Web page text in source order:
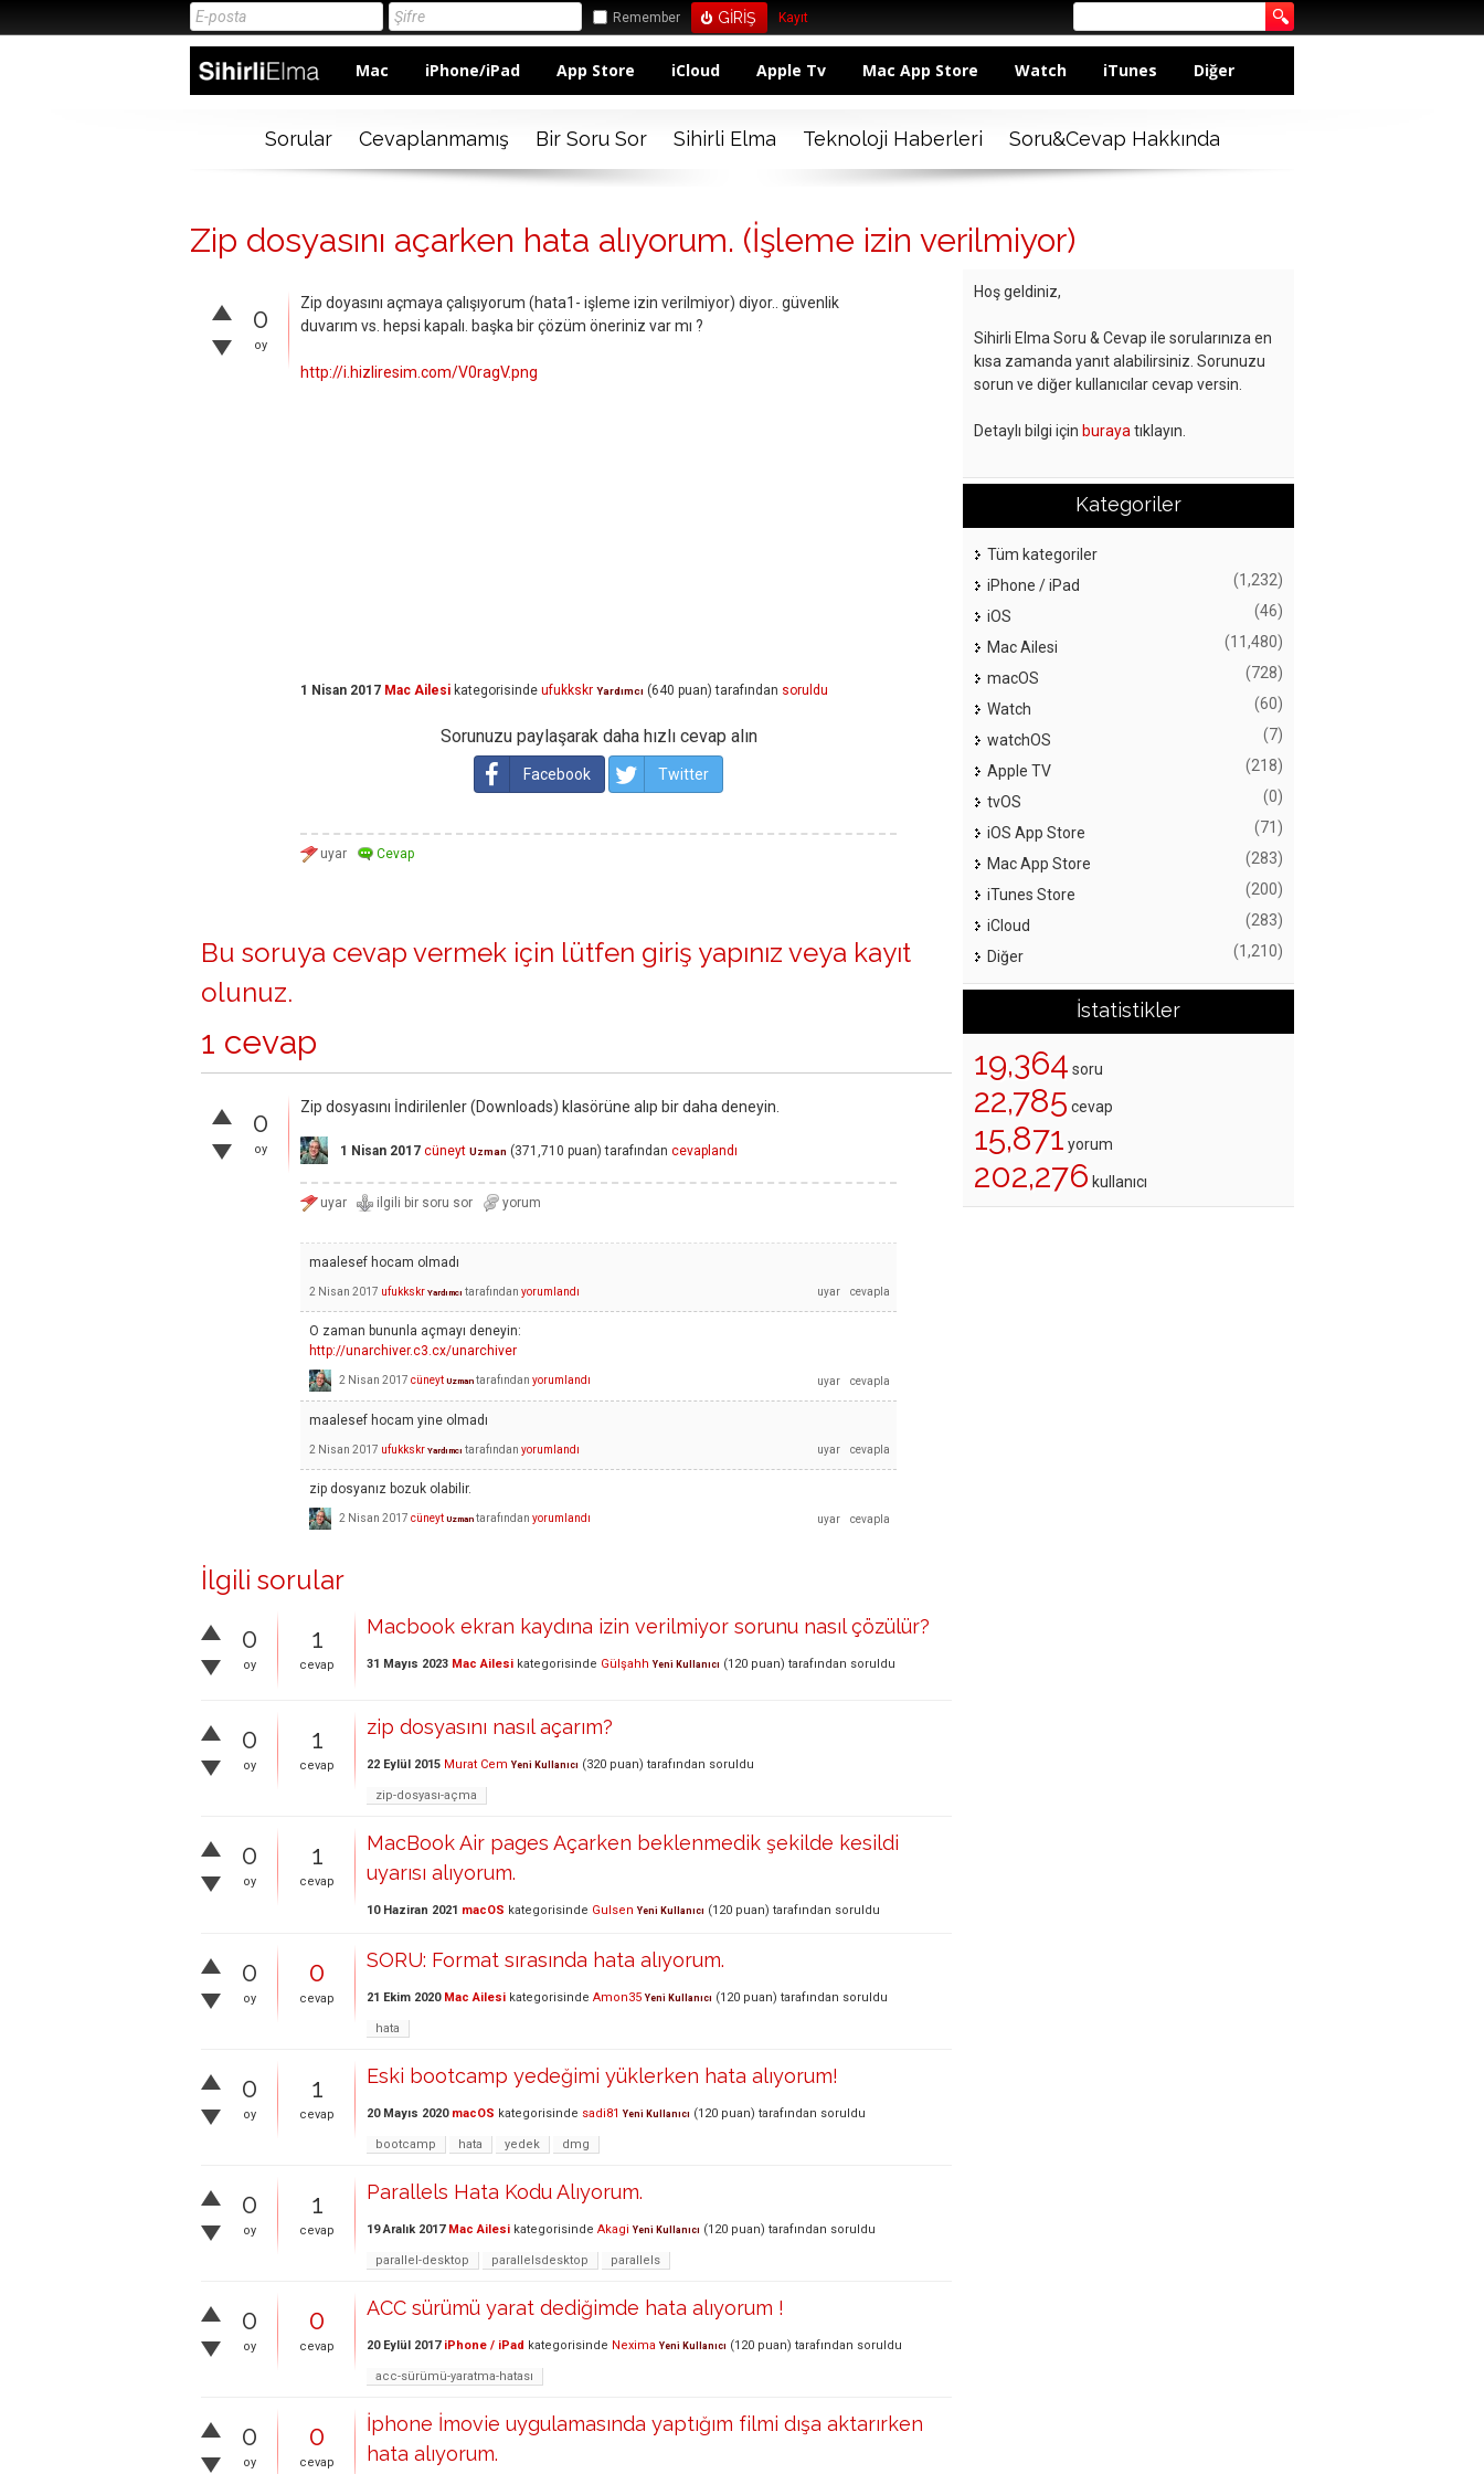
Remember Kayıt
Mac iPhone/iPad App Store iCloud Apple Tv Mac App Store Watch iTunes Diğer
Sorular Cevaplanmamış Bir Soru Sor Sihirli Elma Teknoloji Haberleri Soru&Cevap Hakkında
Zip dosyasını açarken hata alıyorum. (İşleme izin verilmiyor)
0
oy
Zip doyasını açmaya çalışıyorum (hata1- işleme izin verilmiyor) diyor.. güvenlik
duvarım vs. hepsi kapalı. başka bir çözüm öneriniz var mı ?
http://i.hizliresim.com/V0ragV.png
1 Nisan 2017 Mac Ailesi kategorisinde ufukkskr Yardımcı (640 puan) tarafından soruldu
Sorunuzu paylaşarak daha hızlı cevap alın
Facebook Twitter
Bu soruya cevap vermek için lütfen giriş yapınız veya kayıt
olunuz.
1 cevap
0
oy
Zip dosyasını İndirilenler (Downloads) klasörüne alıp bir daha deneyin.
1 Nisan 2017 cüneyt Uzman (371,710 puan) tarafından cevaplandı
maalesef hocam olmadı
2 Nisan 2017 ufukkskr Yardımcı tarafından yorumlandı
O zaman bununla açmayı deneyin:
http://unarchiver.c3.cx/unarchiver
2 Nisan 2017 cüneyt Uzman tarafından yorumlandı
maalesef hocam yine olmadı
2 Nisan 2017 ufukkskr Yardımcı tarafından yorumlandı
zip dosyanız bozuk olabilir.
2 Nisan 2017 cüneyt Uzman tarafından yorumlandı
İlgili sorular
0
oy
1
cevap
Macbook ekran kaydına izin verilmiyor sorunu nasıl çözülür?
31 Mayıs 2023 Mac Ailesi kategorisinde Gülşahh Yeni Kullanıcı (120 puan) tarafından soruldu
0
oy
1
cevap
zip dosyasını nasıl açarım?
22 Eylül 2015 Murat Cem Yeni Kullanıcı (320 puan) tarafından soruldu
zip-dosyası-açma
0
oy
1
cevap
MacBook Air pages Açarken beklenmedik şekilde kesildi
uyarısı alıyorum.
10 Haziran 2021 macOS kategorisinde Gulsen Yeni Kullanıcı (120 puan) tarafından soruldu
0
oy
0
cevap
SORU: Format sırasında hata alıyorum.
21 Ekim 2020 Mac Ailesi kategorisinde Amon35 Yeni Kullanıcı (120 puan) tarafından soruldu
hata
0
oy
1
cevap
Eski bootcamp yedeğimi yüklerken hata alıyorum!
20 Mayıs 2020 macOS kategorisinde sadi81 Yeni Kullanıcı (120 puan) tarafından soruldu
bootcamp hata yedek dmg
0
oy
1
cevap
Parallels Hata Kodu Alıyorum.
19 Aralık 2017 Mac Ailesi kategorisinde Akagi Yeni Kullanıcı (120 puan) tarafından soruldu
parallel-desktop parallelsdesktop parallels
0
oy
0
cevap
ACC sürümü yarat dediğimde hata alıyorum !
20 Eylül 2017 iPhone / iPad kategorisinde Nexima Yeni Kullanıcı (120 puan) tarafından soruldu
acc-sürümü-yaratma-hatası
0
oy
0
cevap
İphone İmovie uygulamasında yaptığım filmi dışa aktarırken
hata alıyorum.
Hoş geldiniz,
Sihirli Elma Soru & Cevap ile sorularınıza en
kısa zamanda yanıt alabilirsiniz. Sorunuzu
sorun ve diğer kullanıcılar cevap versin.
Detaylı bilgi için buraya tıklayın.
Kategoriler
Tüm kategoriler
iPhone / iPad
(1,232)
iOS (46)
Mac Ailesi (11,480)
macOS (728)
Watch (60)
watchOS (7)
Apple TV (218)
tvOS (0)
iOS App Store (71)
Mac App Store (283)
iTunes Store (200)
iCloud (283)
Diğer (1,210)
İstatistikler
19,364 soru
22,785 cevap
15,871 yorum
202,276 kullanıcı